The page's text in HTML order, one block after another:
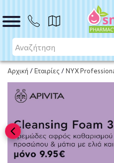
Αρχική /Εταιρίες /NYX
Μη διαθέσιμο προϊόν